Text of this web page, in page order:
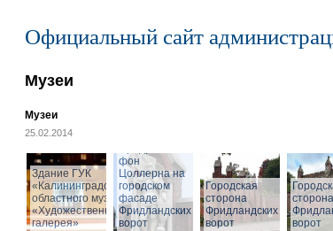
Официальный сайт
Музеи
Музеи
25.02.2014
Здание ГУК
«Калининградского
областного музея
«Художественная
галерея»
фон
Цоллерна на
городском
фасаде
Фридландских
ворот
Городская
сторона
Фридландских
ворот
сторона
ворот